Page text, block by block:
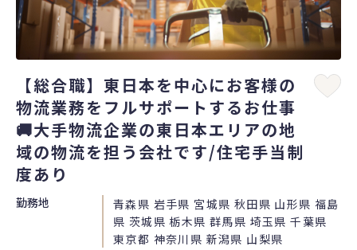
【総合職】東日本を中心にお客様の
物流業務をフルサポートするお仕事
🚚大手物流企業の東日本エリアの地
域の物流を担う会社です/住宅手当制
度あり
勤務地
青森県 岩手県 宮城県 秋田県 山形県 福島
県 茨城県 栃木県 群馬県 埼玉県 千葉県
東京都 神奈川県 新潟県 山梨県